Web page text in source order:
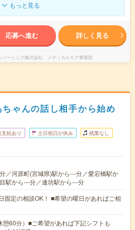
もっと見る
応募へ進む 詳しく見る
ソーシング株式会社 メディカルケア事業部
ゃんの話し相手から始め
給あり 土日祝日が休み 残業なし
／河原町(宮城県)駅から---分／愛宕橋駅か
駅から---分／連坊駅から---分
固定の相談OK！ ■希望の曜日があればご相
60分）■ご希望があれば下記シフトも